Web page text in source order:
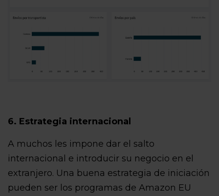
6. Estrategia internacional
A muchos les impone dar el salto
internacional e introducir su negocio en el
extranjero. Una buena estrategia de iniciación
pueden ser los programas de Amazon EU